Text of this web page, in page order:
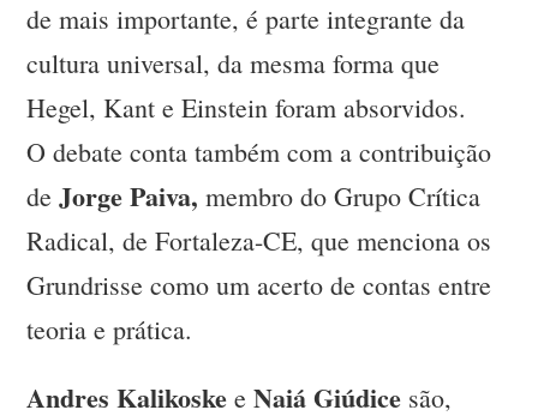
de mais importante, é parte integrante da
cultura universal, da mesma forma que
Hegel, Kant e Einstein foram absorvidos.
O debate conta também com a contribuição
deJorge Paiva,membro do Grupo Crítica
Radical, de Fortaleza-CE, que menciona os
Grundrisse como um acerto de contas entre
teoria e prática.
Andres Kalikoske eNaiá Giúdice são,